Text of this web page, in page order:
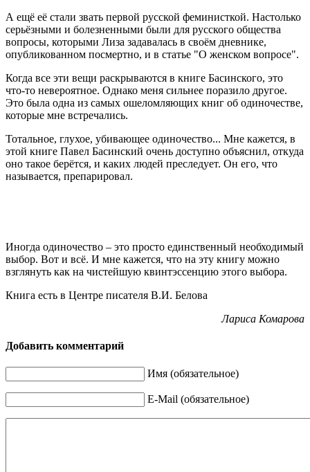
А ещё её стали звать первой русской феминисткой. Настолько
серьёзными и болезненными были для русского общества
вопросы, которыми Лиза задавалась в своём дневнике,
опубликованном посмертно, и в статье "О женском вопросе".
Когда все эти вещи раскрываются в книге Басинского, это
что-то невероятное. Однако меня сильнее поразило другое.
Это была одна из самых ошеломляющих книг об одиночестве,
которые мне встречались.
Тотальное, глухое, убивающее одиночество... Мне кажется, в
этой книге Павел Басинский очень доступно объяснил, откуда
оно такое берётся, и каких людей преследует. Он его, что
называется, препарировал.
Иногда одиночество – это просто единственный необходимый
выбор. Вот и всё. И мне кажется, что на эту книгу можно
взглянуть как на чистейшую квинтэссенцию этого выбора.
Книга есть в Центре писателя В.И. Белова
Лариса Комарова
Добавить комментарий
Имя (обязательное)
E-Mail (обязательное)